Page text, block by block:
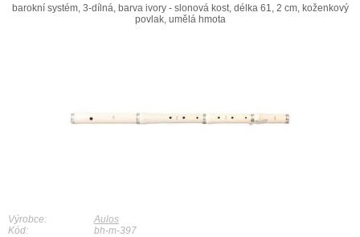
barokní systém, 3-dílná, barva ivory - slonová kost, délka 61, 2 cm, koženkový
povlak, umělá hmota
Výrobce:
Aulos
Kód:
bh-m-397